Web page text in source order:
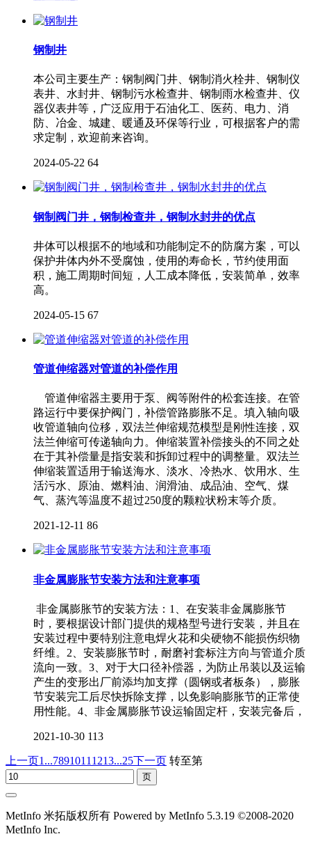
钢制井
本公司主要生产：钢制阀门井、钢制消火栓井、钢制仪
表井、水封井、钢制污水检查井、钢制雨水检查井、仪
器仪表井等，广泛应用于石油化工、医药、电力、消
防、冶金、城建、暖通及环保等行业，可根据客户的需
求定制，欢迎前来咨询。
2024-05-22 64
钢制阀门井，钢制检查井，钢制水封井的优点
井体可以根据不的地域和功能制定不的防腐方案，可以
保护井体内外不受腐蚀，使用的寿命长，节约使用面
积，施工周期时间短，人工成本降低，安装简单，效率
高。
2024-05-15 67
管道伸缩器对管道的补偿作用
管道伸缩器主要用于泵、阀等附件的松套连接。在管
路运行中要保护阀门，补偿管路膨胀不足。填入轴向吸
收管道轴向位移，双法兰伸缩规范模型是刚性连接，双
法兰伸缩可传递轴向力。伸缩装置补偿接头的不同之处
在于其补偿量是指安装和拆卸过程中的调整量。双法兰
伸缩装置适用于输送海水、淡水、冷热水、饮用水、生
活污水、原油、燃料油、润滑油、成品油、空气、煤
气、蒸汽等温度不超过250度的颗粒状粉末等介质。
2021-12-11 86
非金属膨胀节安装方法和注意事项
非金属膨胀节的安装方法：1、在安装非金属膨胀节
时，要根据设计部门提供的规格型号进行安装，并且在
安装过程中要特别注意电焊火花和尖硬物不能损伤织物
纤维。2、安装膨胀节时，耐磨衬套标注方向与管道介质
流向一致。3、对于大口径补偿器，为防止吊装以及运输
产生的变形出厂前添均加支撑（圆钢或者板条），膨胀
节安装完工后尽快拆除支撑，以免影响膨胀节的正常使
用性能。4、非金属膨胀节设运输固定杆，安装完备后，
2021-10-30 113
上一页1...7891011 1213...25下一页 转至第
MetInfo 米拓版权所有 Powered by MetInfo 5.3.19 ©2008-2020
MetInfo Inc.